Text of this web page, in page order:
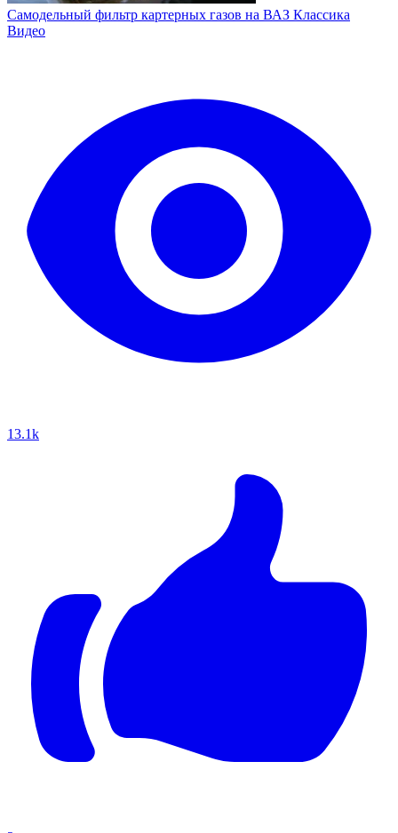
Самодельный фильтр картерных газов на ВАЗ Классика
Видео
13.1k